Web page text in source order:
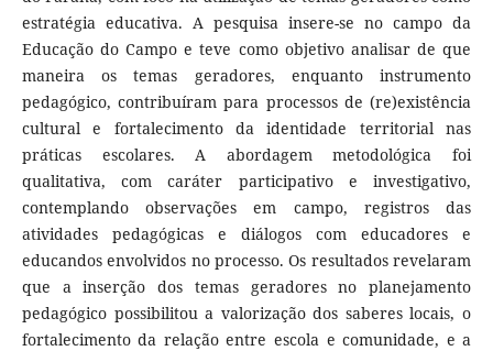
estratégia educativa. A pesquisa insere-se no campo da
Educação do Campo e teve como objetivo analisar de que
maneira os temas geradores, enquanto instrumento
pedagógico, contribuíram para processos de (re)existência
cultural e fortalecimento da identidade territorial nas
práticas escolares. A abordagem metodológica foi
qualitativa, com caráter participativo e investigativo,
contemplando observações em campo, registros das
atividades pedagógicas e diálogos com educadores e
educandos envolvidos no processo. Os resultados revelaram
que a inserção dos temas geradores no planejamento
pedagógico possibilitou a valorização dos saberes locais, o
fortalecimento da relação entre escola e comunidade, e a